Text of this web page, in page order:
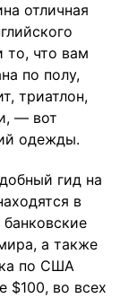
отличная
то, что вам
по полу,
триатлон,
— вот
одежды.
гид на
в
а также
по США
$100, во всех